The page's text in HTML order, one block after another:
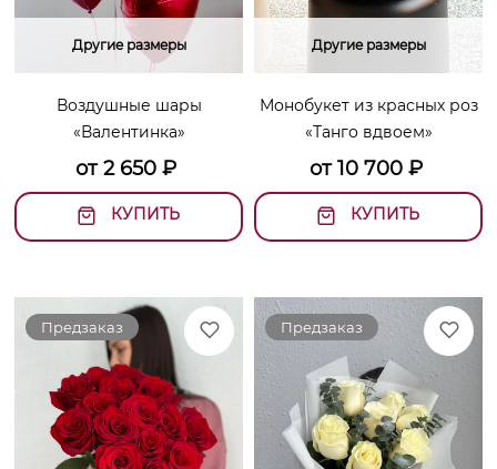
Другие размеры
Воздушные шары
«Валентинка»
от2 650 ₽
КУПИТЬ
Другие размеры
Монобукет из красных роз
«Танго вдвоем»
от10 700₽
КУПИТЬ
Предзаказ Предзаказ